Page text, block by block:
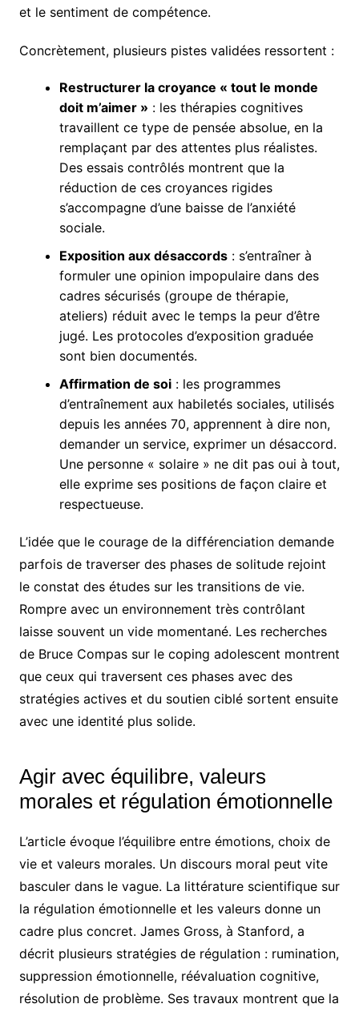
et le sentiment de compétence.
Concrètement, plusieurs pistes validées ressortent :
Restructurer la croyance « tout le monde
doit m’aimer » : les thérapies cognitives
travaillent ce type de pensée absolue, en la
remplaçant par des attentes plus réalistes.
Des essais contrôlés montrent que la
réduction de ces croyances rigides
s’accompagne d’une baisse de l’anxiété
sociale.
Exposition aux désaccords: s’entraîner à
formuler une opinion impopulaire dans des
cadres sécurisés (groupe de thérapie,
ateliers) réduit avec le temps la peur d’être
jugé. Les protocoles d’exposition graduée
sont bien documentés.
Affirmation de soi: les programmes
d’entraînement aux habiletés sociales, utilisés
depuis les années 70, apprennent à dire non,
demander un service, exprimer un désaccord.
Une personne « solaire » ne dit pas oui à tout,
elle exprime ses positions de façon claire et
respectueuse.
L’idée que le courage de la différenciation demande
parfois de traverser des phases de solitude rejoint
le constat des études sur les transitions de vie.
Rompre avec un environnement très contrôlant
laisse souvent un vide momentané. Les recherches
de Bruce Compas sur le coping adolescent montrent
que ceux qui traversent ces phases avec des
stratégies actives et du soutien ciblé sortent ensuite
avec une identité plus solide.
Agir avec équilibre, valeurs
morales et régulation émotionnelle
L’article évoque l’équilibre entre émotions, choix de
vie et valeurs morales. Un discours moral peut vite
basculer dans le vague. La littérature scientifique sur
la régulation émotionnelle et les valeurs donne un
cadre plus concret. James Gross, à Stanford, a
décrit plusieurs stratégies de régulation : rumination,
suppression émotionnelle, réévaluation cognitive,
résolution de problème. Ses travaux montrent que la